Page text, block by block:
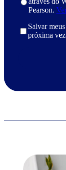
Pearson.
Salvar
próxima